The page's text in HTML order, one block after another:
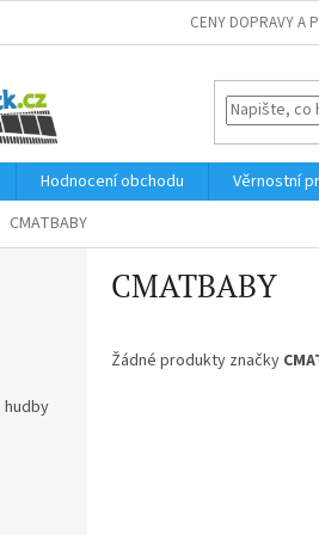
CENY DOPRAVY A
Hodnocení obchodu Věrnostní
CMATBABY
hudby
CMATBABY
Žádné produkty značky